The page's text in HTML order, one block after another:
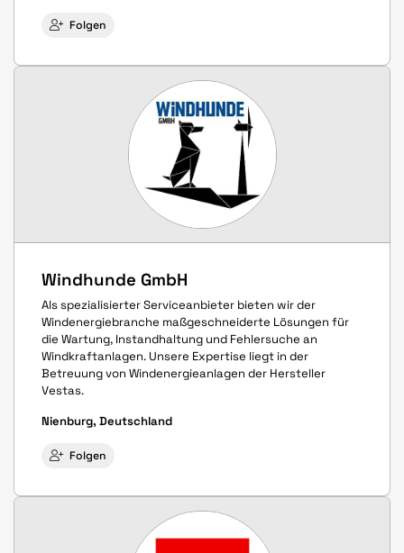
Folgen
Windhunde GmbH
Als spezialisierter Serviceanbieter bieten wir der
Windenergiebranche maßgeschneiderte Lösungen für
die Wartung, Instandhaltung und Fehlersuche an
Windkraftanlagen. Unsere Expertise liegt in der
Betreuung von Windenergieanlagen der Hersteller
Vestas.
Nienburg, Deutschland
Folgen